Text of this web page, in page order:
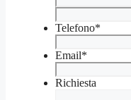
Telefono*
Email*
Richiesta